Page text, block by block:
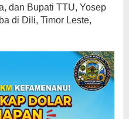
dan Bupati TTU, Yosep
di Dili, Timor Leste,